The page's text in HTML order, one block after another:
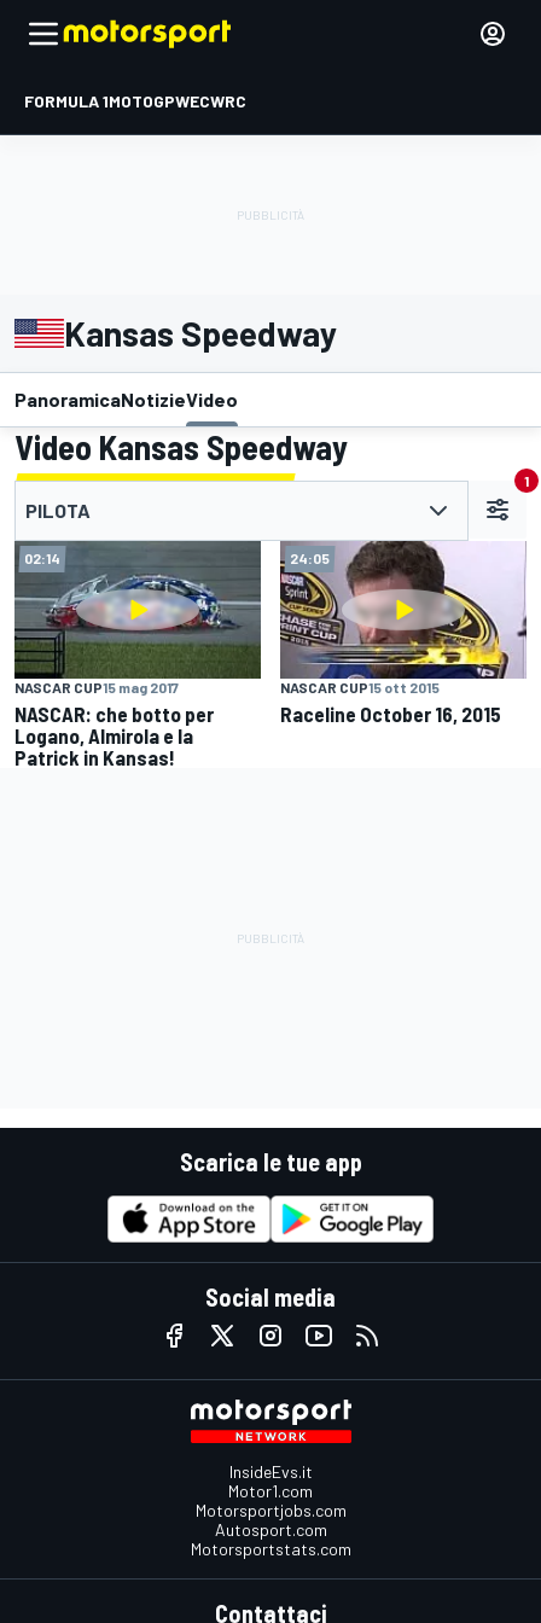
FORMULA 1MOTOGPWECWRC
Kansas Speedway
PanoramicaNotizieVideo
Video Kansas Speedway
PILOTA
1
02:14
NASCAR CUP15 mag 2017
NASCAR: che botto per
Logano, Almirola e la
Patrick in Kansas!
24:05
NASCAR CUP15 ott 2015
Raceline October 16, 2015
Scarica le tue app
Social media
InsideEvs.it
Motor1.com
Motorsportjobs.com
Autosport.com
Motorsportstats.com
Contattaci